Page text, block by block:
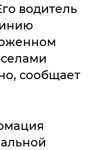
водитель
сообщает